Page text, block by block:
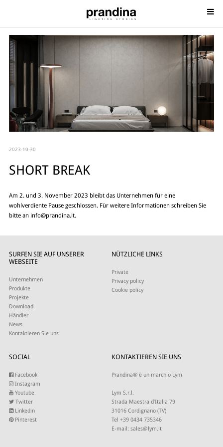
2023-10-30
SHORT BREAK
Am 2. und 3. November 2023 bleibt das Unternehmen für eine
wohlverdiente Pause geschlossen. Für weitere Informationen schreiben Sie
bitte an info@prandina.it.
SURFEN SIE AUF UNSERER
WEBSEITE
Unternehmen
Produkte
Projekte
Download
Händler
News
Kontaktieren Sie uns
NÜTZLICHE LINKS
Private
Privacy policy
Cookie policy
SOCIAL
Facebook
Instagram
Youtube
Twitter
Linkedin
Pinterest
KONTAKTIEREN SIE UNS
Prandina® è un marchio Lym
Lym S.r.l.
Strada Maestra d’Italia 79
31016 Cordignano (TV)
Tel +39 0434 735346
E-mail: sales@lym.it